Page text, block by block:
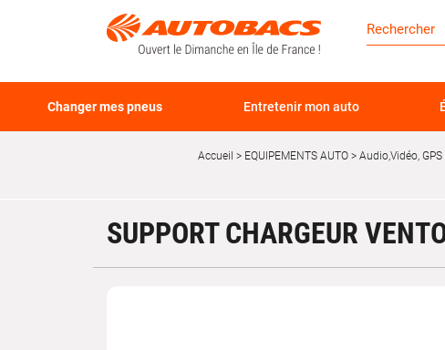
Changer mes pneus Entretenir mon auto
Accueil EQUIPEMENTS AUTO Audio,Vidéo, GPS
SUPPORT CHARGEUR